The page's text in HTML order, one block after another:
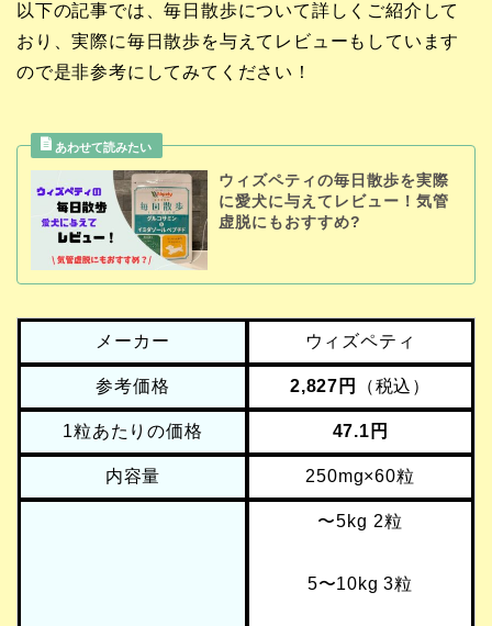
以下の記事では、毎日散歩について詳しくご紹介して
おり、実際に毎日散歩を与えてレビューもしています
ので是非参考にしてみてください！
ウィズペティの毎日散歩を実際
に愛犬に与えてレビュー！気管
虚脱にもおすすめ?
メーカー ウィズペティ
参考価格 2,827円 （税込）
1粒あたりの価格 47.1円
内容量 250mg×60粒
〜5kg 2粒
5〜10kg 3粒